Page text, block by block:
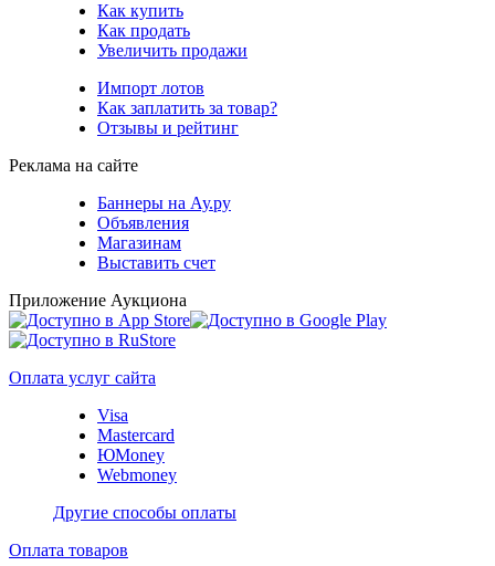
Как купить
Как продать
Увеличить продажи
Импорт лотов
Как заплатить за товар?
Отзывы и рейтинг
Реклама на сайте
Баннеры на Ау.ру
Объявления
Магазинам
Выставить счет
Приложение Аукциона
Оплата услуг сайта
Visa
Mastercard
ЮMoney
Webmoney
Другие способы оплаты
Оплата товаров